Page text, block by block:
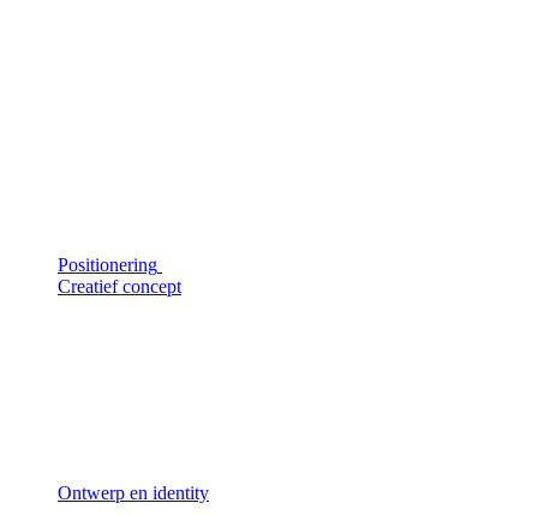
Positionering
Creatief concept
Ontwerp en identity